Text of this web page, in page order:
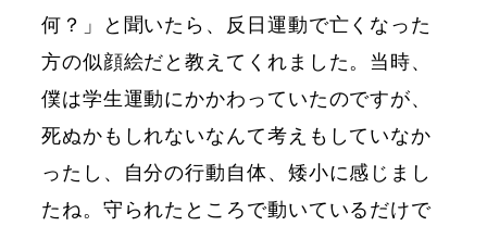
何？」と聞いたら、反日運動で亡くなった
方の似顔絵だと教えてくれました。当時、
僕は学生運動にかかわっていたのですが、
死ぬかもしれないなんて考えもしていなか
ったし、自分の行動自体、矮小に感じまし
たね。守られたところで動いているだけで